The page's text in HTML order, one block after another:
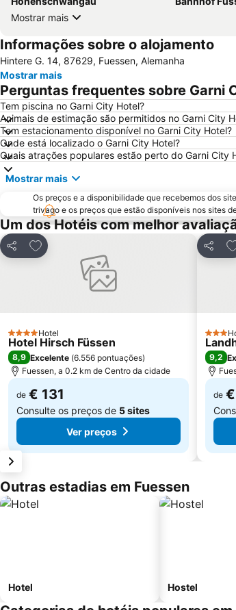
Mostrar mais
Informações sobre o alojamento
Hintere G. 14, 87629, Fuessen, Alemanha
Mostrar mais
Perguntas frequentes sobre Garni
Tem piscina no Garni City Hotel?
Animais de estimação são permitidos no Garni City
Tem estacionamento disponível no Garni City Hotel?
Onde está localizado o Garni City Hotel?
Quais atrações populares estão perto do Garni City
Mostrar mais
Os preços e a disponibilidade que recebemos dos
trivago e os preços que estão disponíveis nos sites
Um dos Hotéis com melhor
Partilhar
Adicionar aos favoritos
4 Estrelas
Hotel
Hotel Hirsch Füssen
8,9 Excelente (6.556 pontuações)
Fuessen, a 0.2 km de Centro da cidade
de € 131
Consulte os preços de 5 sites
Ver preços
3
9,2
de
Outras estadias em Fuessen
Hotel Hostel